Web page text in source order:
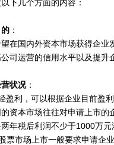
下几个方面的内容：
：
在国内外资本市场获得企
司运营的信用水平以及提升
状况：
盈利，可以根据企业目前盈
资本市场往往对申请上市的
年税后利润不少于1000万
票市场上市一般要求申请企